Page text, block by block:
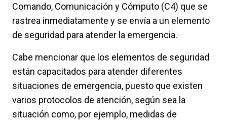
Comando, Comunicación y Cómputo (C4) que se
rastrea inmediatamente y se envía a un elemento
de seguridad para atender la emergencia.
Cabe mencionar que los elementos de seguridad
están capacitados para atender diferentes
situaciones de emergencia, puesto que existen
varios protocolos de atención, según sea la
situación como, por ejemplo, medidas de